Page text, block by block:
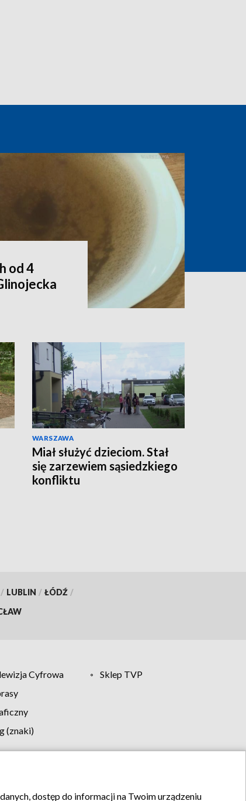
od 4
WARSZAWA
Miał służyć dzieciom. Stał
się zarzewiem sąsiedzkiego
konfliktu
/ LUBLIN / ŁÓDŹ /
Cyfrowa
Sklep TVP
(znaki)
Kontakt
dostęp do informacji na Twoim urządzeniu